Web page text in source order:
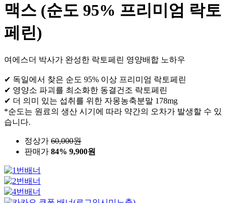
맥스 (순도 95% 프리미엄 락토
페린)
여에스더 박사가 완성한 락토페린 영양배합 노하우
✔ 독일에서 찾은 순도 95% 이상 프리미엄 락토페린
✔ 영양소 파괴를 최소화한 동결건조 락토페린
✔ 더 의미 있는 섭취를 위한 자몽농축분말 178mg
*순도는 원료의 생산 시기에 따라 약간의 오차가 발생할 수 있
습니다.
정상가 60,000원
판매가 84% 9,900원